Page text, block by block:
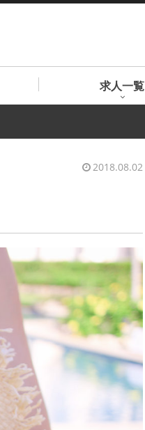
求人一覧
2018.08.02